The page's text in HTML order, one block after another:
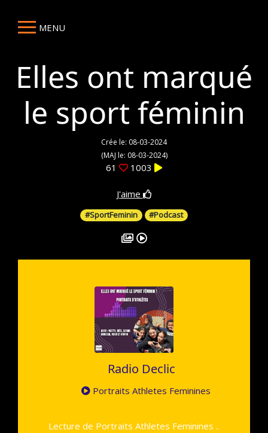
MENU
Elles ont marqué
le sport féminin
Crée le: 08-03-2024
(MAJ le: 08-03-2024)
61 1003
J'aime
#SportFeminin #Podcast
Radio Declic
Portraits Athletes Feminines
Lecture de Portraits Athletes Feminines ..